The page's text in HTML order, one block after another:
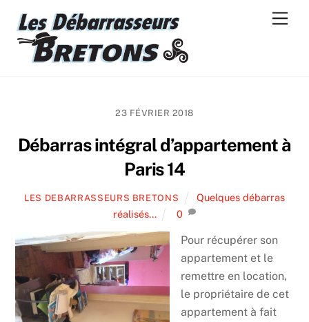
content
23 FÉVRIER 2018
Débarras intégral d’appartement à
Paris 14
LES DEBARRASSEURS BRETONS
Quelques débarras
réalisés...
0
Pour récupérer son
appartement et le
remettre en location,
le propriétaire de cet
appartement à fait